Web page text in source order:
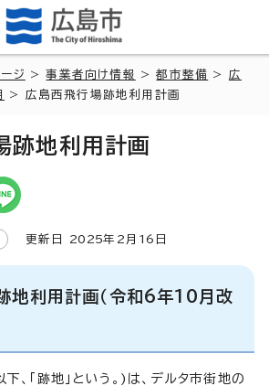
ージ >事業者向け情報 >都市整備 > 広
> 広島西飛行場跡地利用計画
跡地利用計画
更新日 2025年2月 16 日
地利用計画（令和6年10月改
、「跡地」という。)は、デルタ市街地の